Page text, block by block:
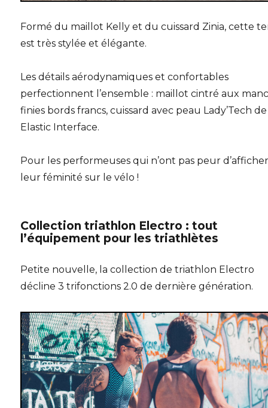
Formé du maillot Kelly et du cuissard Zinia, cette
est très stylée et élégante.
Les détails aérodynamiques et confortables
perfectionnent l’ensemble : maillot cintré aux
finies bords francs, cuissard avec peau Lady’Tech de
Elastic Interface.
Pour les performeuses qui n’ont pas peur
leur féminité sur le vélo !
Collection triathlon Electro : tout
l’équipement pour les triathlètes
Petite nouvelle, la collection de triathlon Electro
décline 3 trifonctions 2.0 de dernière génération.